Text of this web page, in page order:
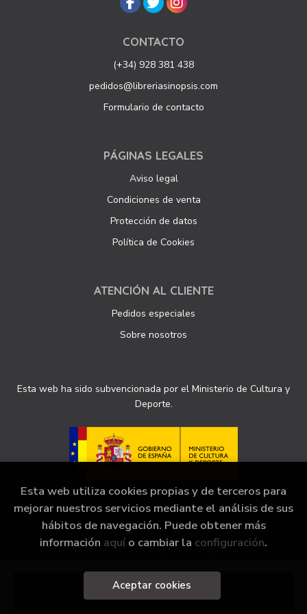
Añadir a mi cesta
CONTACTO
(+34) 928 381 438
pedidos@libreriasinopsis.com
Formulario de contacto
PÁGINAS LEGALES
Aviso legal
Condiciones de venta
Protección de datos
Política de Cookies
ATENCIÓN AL CLIENTE
Pedidos especiales
Sobre nosotros
Esta web ha sido subvencionada por el Ministerio de Cultura y
Deporte.
2026 © Librería Sinopsis . Todos los Derechos
Reservados |Grupo Trevenque
Esta web utiliza cookies propias y de terceros para
mejorar nuestros servicios mediante el análisis de sus
hábitos de navegación. Puede obtener más
información aquí o cambiar la configuración.
Aceptar cookies